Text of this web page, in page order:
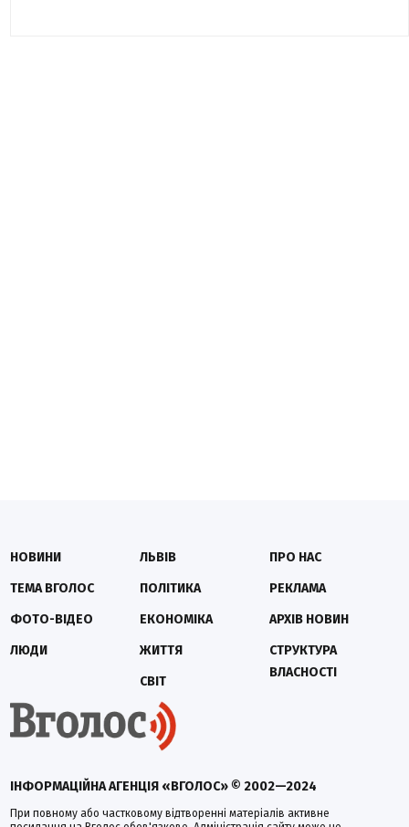
ІНФОРМАЦІЙНА АГЕНЦІЯ «ВГОЛОС» © 2002—2024
При повному або частковому відтворенні матеріалів активне
НОВИНИ
ТЕМА ВГОЛОС
ФОТО-ВІДЕО
ЛЮДИ
ЛЬВІВ
ПОЛІТИКА
ЕКОНОМІКА
ЖИТТЯ
СВІТ
ПРО НАС
РЕКЛАМА
АРХІВ НОВИН
СТРУКТУРА
ВЛАСНОСТІ